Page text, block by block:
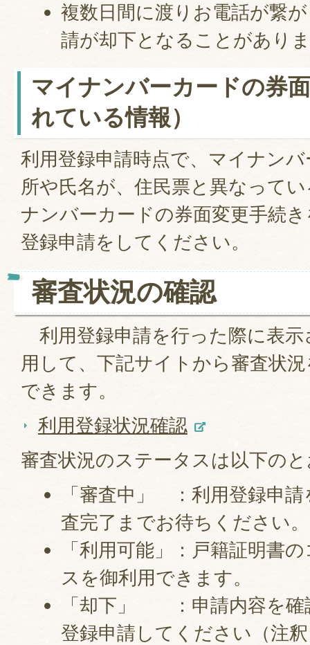
複数日間に渡りお電話が繋
請が却下となることがあり
マイナンバーカードの券
れている情報）
利用登録申請時点で、マイナン
所や氏名が、住民票と異なって
ナンバーカードの券面変更手続
登録申請をしてください。
審査状況の確認
利用登録申請を行った際に表示
用して、下記サイトから審査状
できます。
利用登録状況確認
審査状況のステータスは以下の
「審査中」 ：利用登録申
査完了までお待ちください。
「利用可能」：戸籍証明書
スを御利用できます。
「却下」 ：申請内容を確
登録申請してください（注